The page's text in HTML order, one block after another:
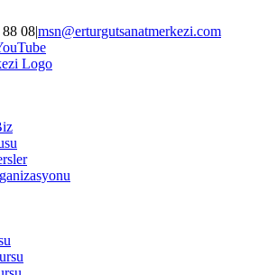
08|msn@erturgutsanatmerkezi.com